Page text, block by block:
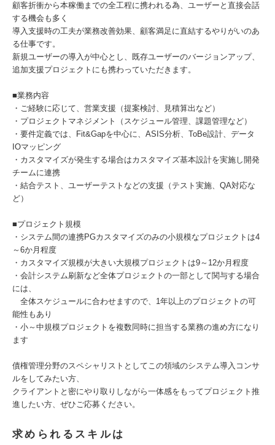
顧客折衝から本稼働までの全工程に携われる為、ユーザーと直接会話
する機会も多く
導入支援時の工夫が業務改善効果、顧客満足に直結するやりがいのあ
る仕事です。
新規ユーザーの導入が中心とし、既存ユーザーのバージョンアップ、
追加支援プロジェクトにも携わっていただきます。
■業務内容
・ご経験に応じて、営業支援（提案検討、見積算出など）
・プロジェクトマネジメント（スケジュール管理、課題管理など）
・要件定義では、Fit&Gapを中心に、ASIS分析、ToBe設計、データ
IOマッピング
・カスタマイズが発生する場合はカスタマイズ基本設計を実施し開発
チームに連携
・結合テスト、ユーザーテストなどの支援（テスト実施、QA対応な
ど）
■プロジェクト規模
・システム間の連携PGカスタマイズのみの小規模なプロジェクトは4
～6か月程度
・カスタマイズ規模が大きい大規模プロジェクトは9～12か月程度
・会計システム刷新など全体プロジェクトの一部として関与する場合
には、
全体スケジュールに合わせますので、1年以上のプロジェクトの可
能性もあり
・小～中規模プロジェクトを複数同時に担当する業務の進め方になり
ます
債権管理分野のスペシャリストとしてこの領域のシステム導入コンサ
ルをしてみたい方、
クライアントと密にやり取りしながら一体感をもってプロジェクト推
進したい方、ぜひご応募ください。
求められるスキルは